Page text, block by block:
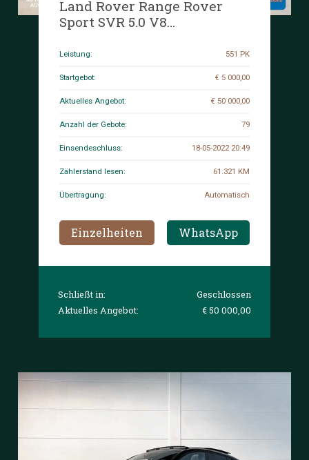
Land Rover Range Rover
Sport SVR 5.0 V8
NL-, JB-070-G.
Leistung: 551 PK
Startgebot: € 5 000,00
Aktuelles Angebot: € 50 000,00
Anzahl der Gebote: 79
Einsendeschluss: 18-05-2022 20:49
Zählerstand lesen: 61.321 KM
Übertragung: Automatisch
Einzelheiten WhatsApp
Schließt in:
Geschlossen
Aktuelles Angebot:
€ 50 000,00